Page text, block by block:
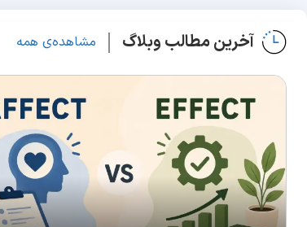
آخرین مطالب وبلاگ مشاهده‌ی همه